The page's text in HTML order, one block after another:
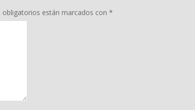
obligatorios están marcados con *